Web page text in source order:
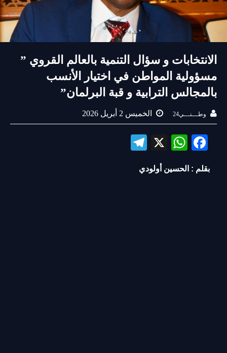
الانتخابات و سؤال التنمية بالعالم القروي ”
مسؤولية المواطن في اختيار الأنسب
بالمجالس الترابية و قبة البرلمان”
وطـــنـــي24 الخميس 2 أبريل 2026
Fa
bo
W
ha
ts
X
بقلم : الحسين أولودي